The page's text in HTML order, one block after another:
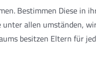
Bestimmen Diese in
allen umständen,
besitzen Eltern für